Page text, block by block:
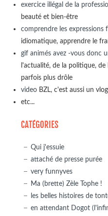
exercice illégal de la
beauté et bien-être
comprendre les expressions
idiomatique, apprendre le
gif animés avez -vous donc
l'actualité, de la politique,
parfois plus drôle
videoBZL, c'est aussi un vlog
etc...
CATÉGORIES
Qui j'essuie
attaché de presse purée
very funnyves
Ma (brette) Zèle Tophe !
les belles histoires de
en attendant Dogot